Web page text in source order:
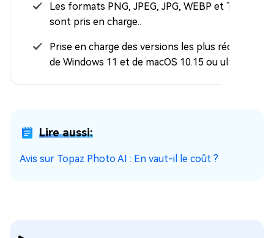
Les formats PNG, JPEG, JPG, WEBP et TIFF
sont pris en charge..
Prise en charge des versions les plus récentes
de Windows 11 et de macOS 10.15 ou ultérieur.
Lire aussi:
Avis sur Topaz Photo AI : En vaut-il le coût ?